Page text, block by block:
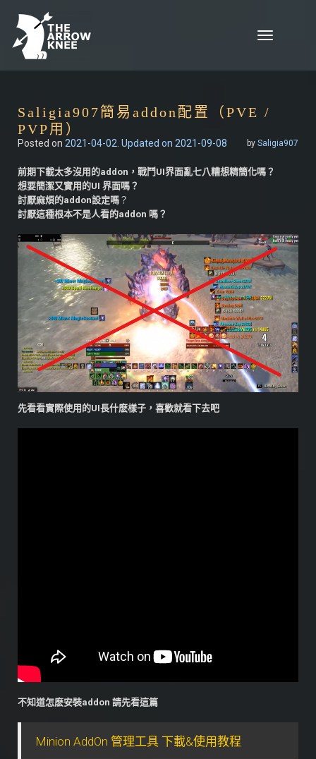
Skip to content
Toggle
Saligia907簡易addon配置（PVE /
PVP用）
Posted on 2021-04-02 . Updated on 2021-09-08 by Saligia907
前期下載太多沒用的addon ，戰鬥UI界面亂七八糟想精簡化嗎 ？
想要簡潔又實用的UI 界面嗎？
討厭麻煩的addon設定嗎 ？
討厭這種根本不是人看的addon 嗎？
先看看實際使用的UI長什麽樣子，喜歡就看下去吧
不知道怎麽安裝addon 請先看這篇
Minion AddOn 管理工具 下載&使用教程